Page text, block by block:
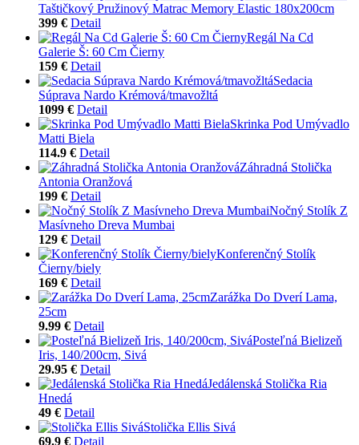
Taštičkový Pružinový Matrac Memory Elastic 180x200cm
399 € Detail
Regál Na Cd
Galerie Š: 60 Cm Čierny
159 € Detail
Sedacia
Súprava Nardo Krémová/tmavožltá
1099 € Detail
Skrinka Pod Umývadlo
Matti Biela
114.9 € Detail
Záhradná Stolička
Antonia Oranžová
199 € Detail
Nočný Stolík Z
Masívneho Dreva Mumbai
129 € Detail
Konferenčný Stolík
Čierny/biely
169 € Detail
Zarážka Do Dverí Lama,
25cm
9.99 € Detail
Posteľná Bielizeň
Iris, 140/200cm, Sivá
29.95 € Detail
Jedálenská Stolička Ria
Hnedá
49 € Detail
Stolička Ellis Sivá
69.9 € Detail